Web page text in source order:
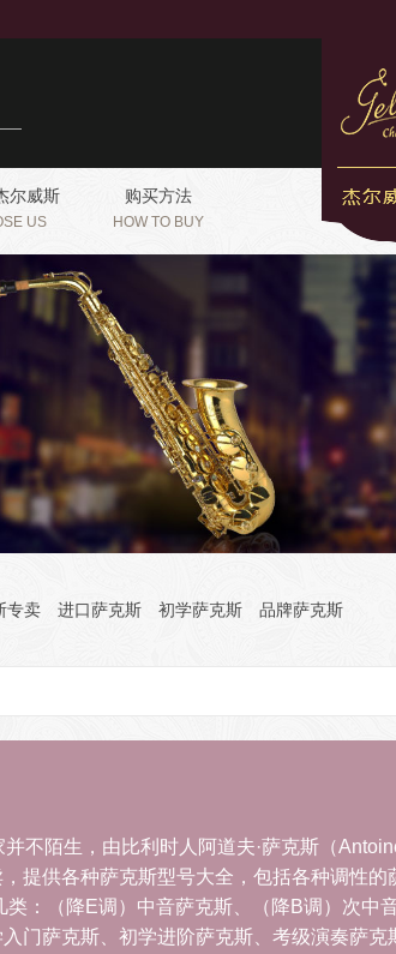
尔威斯
US
购买方法
HOW TO BUY
专卖 进口萨克斯 初学萨克斯 品牌萨克斯
不陌生，由比利时人阿道夫·萨克斯（
提供各种萨克斯型号大全，包括各种调性
：（降E调）中音萨克斯、（降B调）次
门萨克斯、初学进阶萨克斯、考级演奏萨